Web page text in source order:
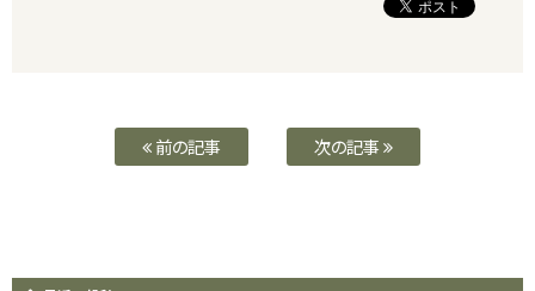
前の記事 次の記事